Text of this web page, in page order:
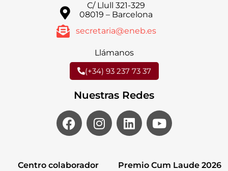
C/ Llull 321-329
08019 – Barcelona
secretaria@eneb.es
Llámanos
(+34) 93 237 73 37
Nuestras Redes
Centro colaborador Premio Cum Laude 2026